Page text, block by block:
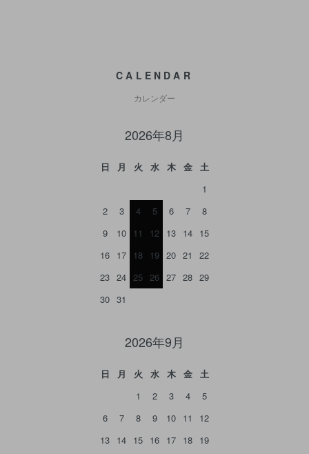
CALENDAR
カレンダー
2026年8月
日 月 火 水 木 金
土
1
2
3 4 5 6 7
8
9
10 11 12 13 14 15
16 17 18 19 20 21
22
23 24 25 26 27 28 29
30 31
2026年9月
日 月 火 水 木 金
土
1
2 3 4
5
6
7 8 9 10 11
12
13 14 15 16 17 18 19